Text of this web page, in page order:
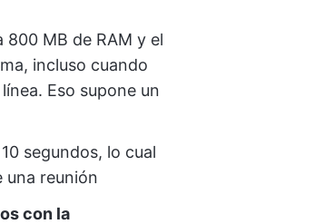
MB de RAM y el
incluso cuando
Eso supone un
segundos, lo cual
una reunión
con la